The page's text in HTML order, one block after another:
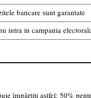
bancare sunt garantate
intra in campania
împărțiți astfel: 50%